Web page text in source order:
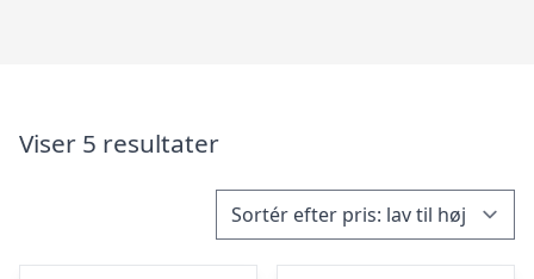
Viser 5 resultater